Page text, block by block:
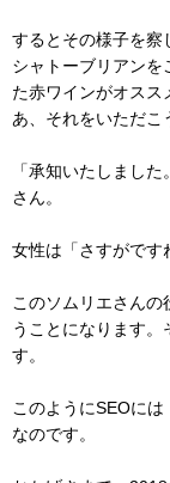
するとその様子を察
シャトーブリアン
た赤ワインがオスス
あ、それをいただこ
「承知いたしまし
さん。
女性は「さすがです
このソムリエさんの
うことになります
す。
このようにSEOに
なのです。